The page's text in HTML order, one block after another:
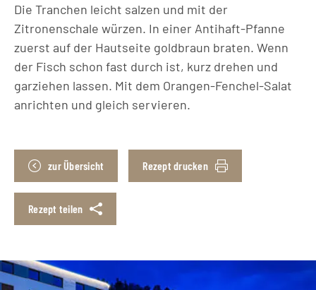
Die Tranchen leicht salzen und mit der
Zitronenschale würzen. In einer Antihaft-Pfanne
zuerst auf der Hautseite goldbraun braten. Wenn
der Fisch schon fast durch ist, kurz drehen und
garziehen lassen. Mit dem Orangen-Fenchel-Salat
anrichten und gleich servieren.
zur Übersicht Rezept drucken
Rezept teilen